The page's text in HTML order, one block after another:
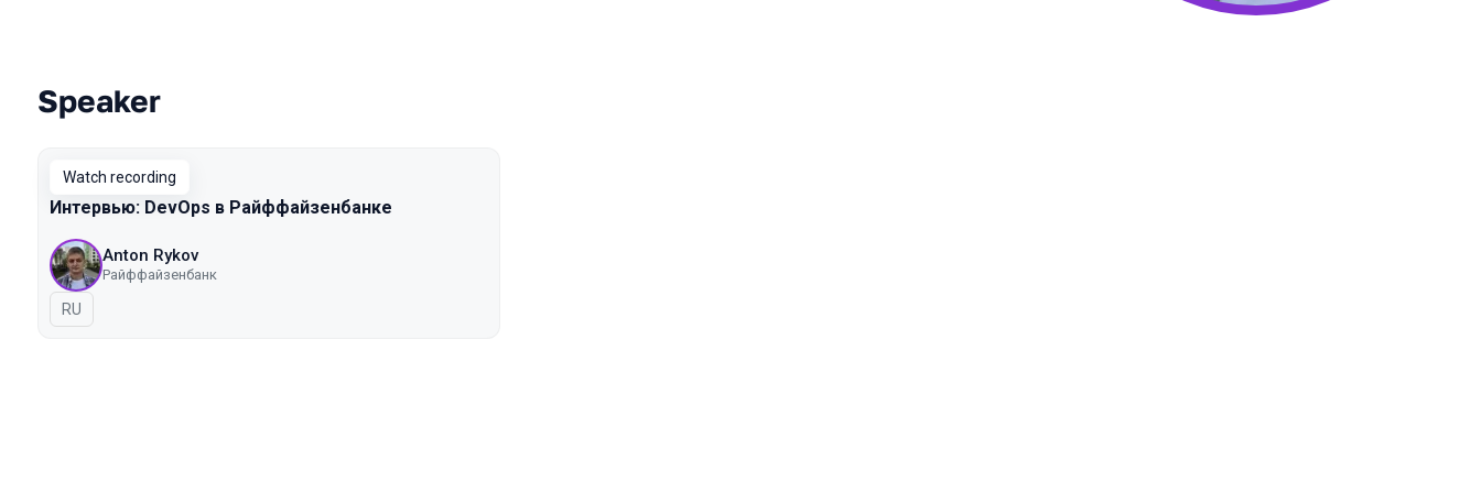
Talks from 2020 Moscow season
Speaker
Watch recording
Интервью: DevOps в Райффайзенбанке
Anton Rykov
Райффайзенбанк
In Russian
RU